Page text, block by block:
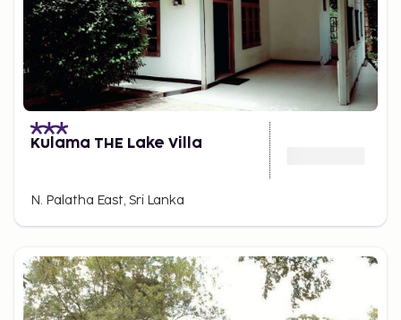
Kulama THE Lake Villa
N. Palatha East, Sri Lanka